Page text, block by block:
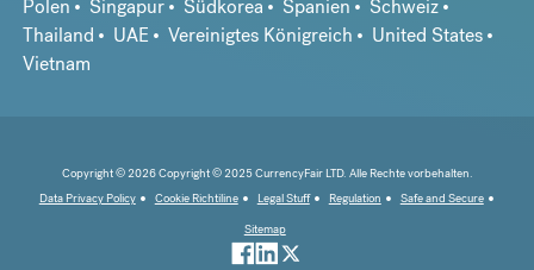
Polen
Singapur Südkorea Spanien
Schweiz
Thailand
UAE Vereinigtes Königreich
United States
Vietnam
Copyright © 2026 Copyright © 2025 CurrencyFair LTD. Alle Rechte vorbehalten.
Data Privacy Policy
Cookie Richtiline Legal Stuff Regulation
Safe and Secure
Sitemap